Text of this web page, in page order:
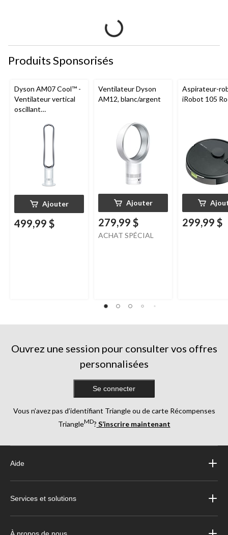
Produits Sponsorisés
Dyson AM07 Cool™ -
Ventilateur vertical
oscillant
télécommande, 10
blanc/argent
Ajouter
499,99 $
Ventilateur Dyson
AM12, blanc/argent
Ajouter
279,99 $
ACHAT SPÉCIAL
Aspirateur-
iRobot 105
299,99 $
Ouvrez une session pour consulter vos offres
personnalisées
Se connecter
Vous n’avez pas d’identifiant Triangle ou de carte Récompenses
TriangleMD? S’inscrire maintenant
Aide
Services et solutions